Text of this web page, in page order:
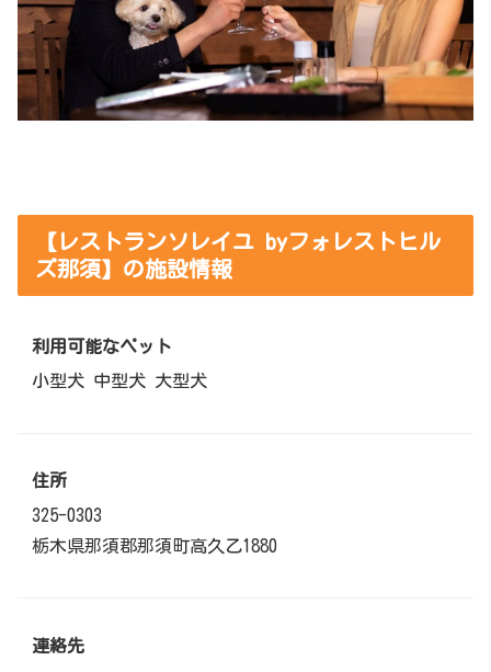
【レストランソレイユ byフォレストヒル
ズ那須】の施設情報
利用可能なペット
小型犬 中型犬 大型犬
住所
325-0303
栃木県那須郡那須町高久乙1880
連絡先